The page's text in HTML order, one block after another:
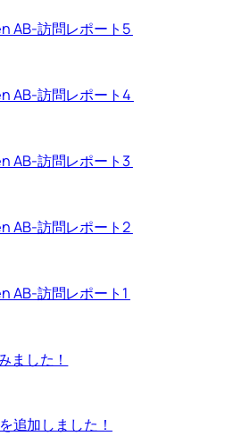
AB-訪問レポート5
AB-訪問レポート4
AB-訪問レポート3
AB-訪問レポート2
AB-訪問レポート1
した！
追加しました！